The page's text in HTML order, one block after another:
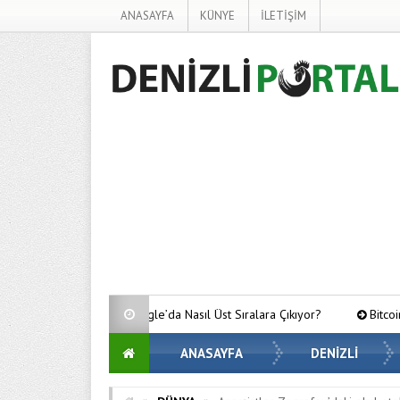
ANASAYFA KÜNYE İLETİŞİM
Nasıl Üst Sıralara Çıkıyor? Bitcoin’de Gözler Kritik
ANASAYFA DENİZLİ